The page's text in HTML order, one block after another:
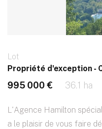
Lot
Propriété d'exception -
995 000 € 36.1 ha
L'Agence Hamilton
a le plaisir de vous faire